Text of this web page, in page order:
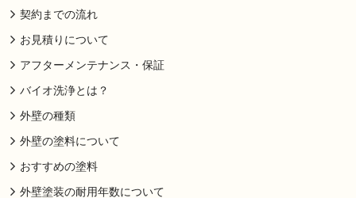
契約までの流れ
お見積りについて
アフターメンテナンス・保証
バイオ洗浄とは？
外壁の種類
外壁の塗料について
おすすめの塗料
外壁塗装の耐用年数について